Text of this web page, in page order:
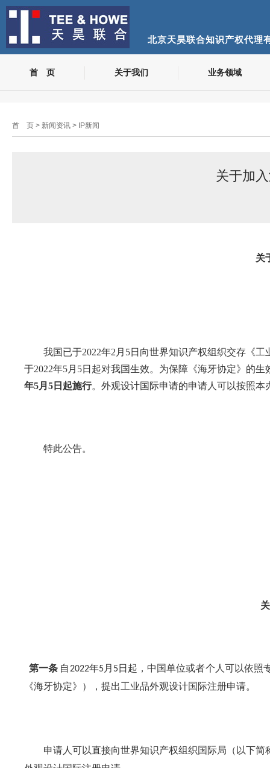
北京天昊联合知识产权代理
首 页 关于我们 业务领域
首 页 > 新闻资讯 > IP新闻
关于加
关
我国已于2022年2月5日向世界知识产权组织交存《工
于2022年5月5日起对我国生效。为保障《海牙协定》的
年5月5日起施行。外观设计国际申请的申请人可以按照本
特此公告。
第一条 自2022年5月 5日起，中国单位或者个人可以依照
《海牙协定》），提出工业品外观设计国际注册申请。
申请人可以直接向世界知识产权组织国际局（以下简